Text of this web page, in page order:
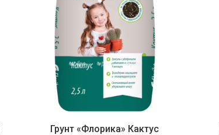
Грунт «Флорика» Кактус